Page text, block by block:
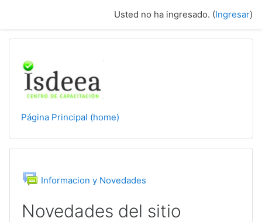
Usted no ha ingresado. (Ingresar)
Página Principal (home)
Informacion y Novedades
Foro
Novedades del sitio